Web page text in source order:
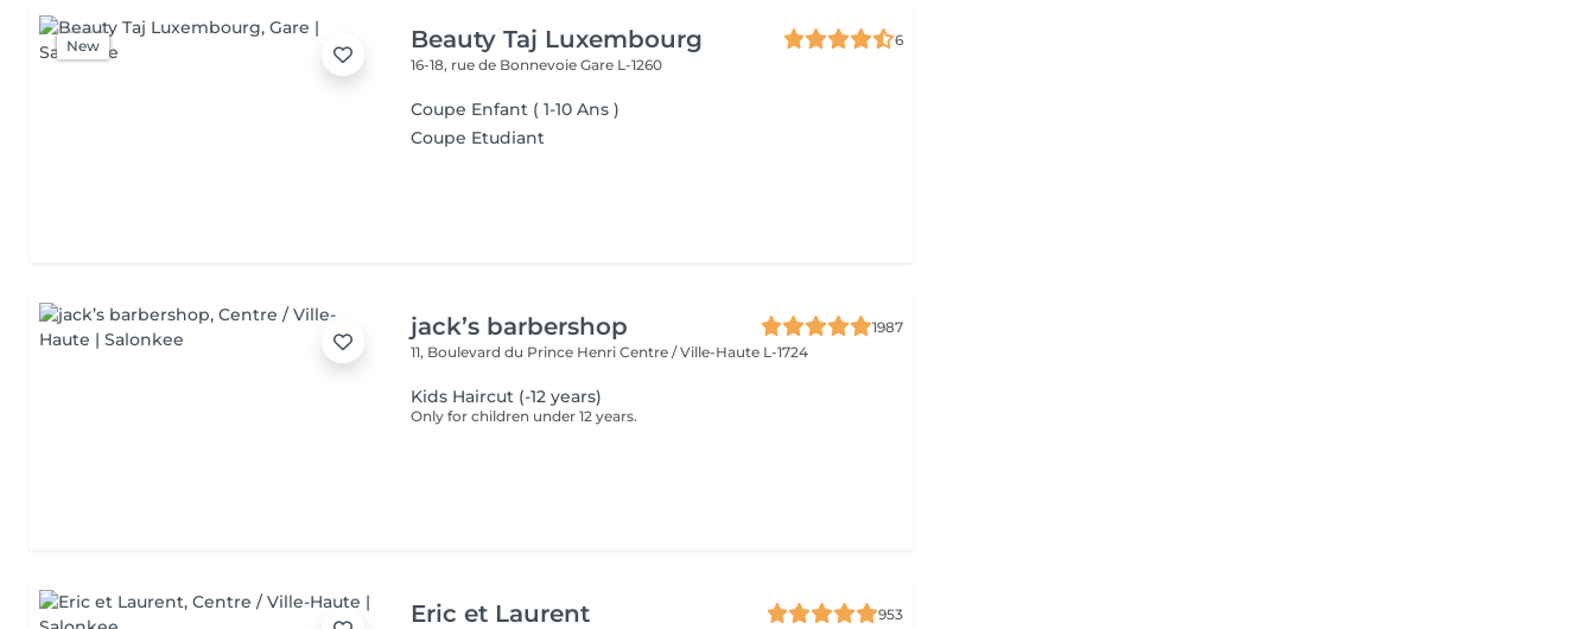
New Beauty Taj Luxembourg
6
16-18, rue de BonnevoieGare L-1260
Coupe Enfant ( 1-10 Ans )
Coupe Etudiant
jack’s barbershop
1987
11, Boulevard du Prince HenriCentre / Ville-Haute L-1724
Kids Haircut (-12 years)
Only for children under 12 years.
Eric et Laurent
953